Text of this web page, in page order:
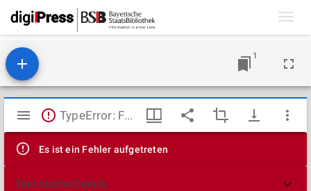
1
Mirador
Viewer
TypeError: Failed to fetch
Es ist ein Fehler aufgetreten
Technische Details